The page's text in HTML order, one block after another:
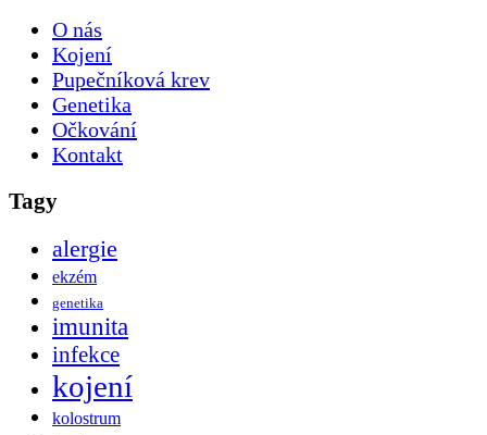
O nás
Kojení
Pupečníková krev
Genetika
Očkování
Kontakt
Tagy
alergie
ekzém
genetika
imunita
infekce
kojení
kolostrum